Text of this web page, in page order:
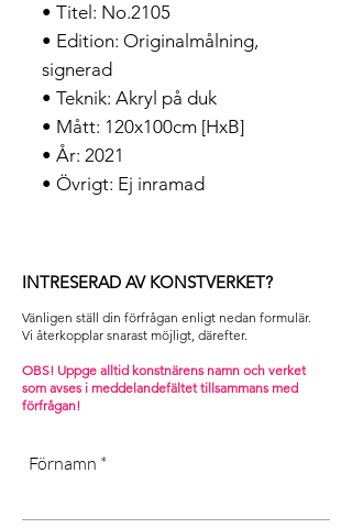
• Titel: No.2105
• Edition: Originalmålning,
signerad
• Teknik: Akryl på duk
• Mått: 120x100cm [HxB]
• År: 2021
• Övrigt: Ej inramad
INTRESERAD AV KONSTVERKET?
Vänligen ställ din förfrågan enligt nedan formulär.
Vi återkopplar snarast möjligt, därefter. ​
OBS! Uppge alltid konstnärens namn och verket
som avses i meddelandefältet tillsammans med
förfrågan!
Förnamn